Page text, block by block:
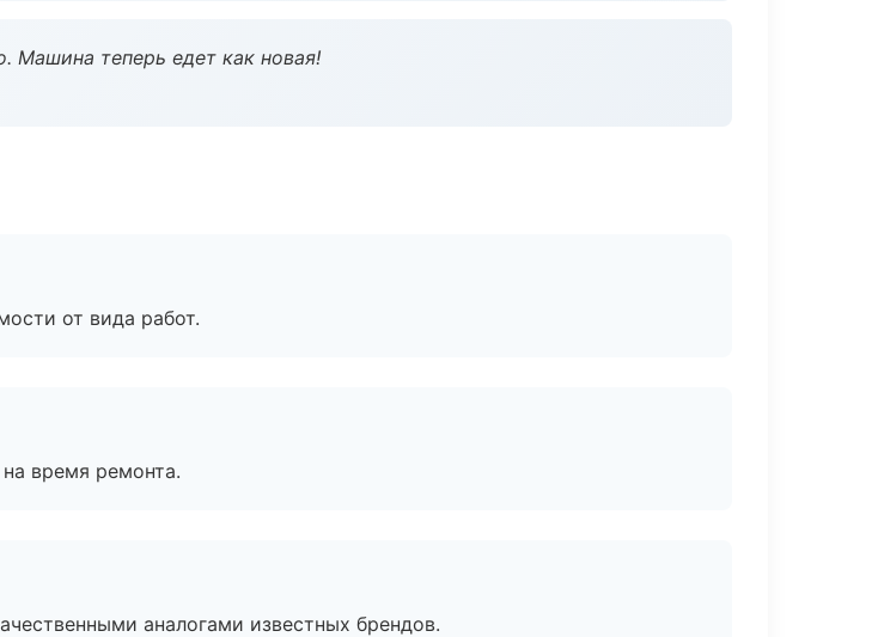
Машина теперь едет как новая!
от вида работ.
время ремонта.
аналогами известных брендов.